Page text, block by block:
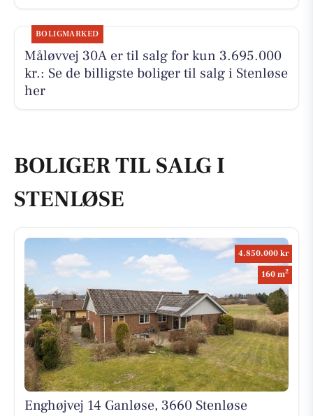
BOLIGMARKED
Måløvvej 30A er til salg for kun 3.695.000
kr.: Se de billigste boliger til salg i Stenløse
her
BOLIGER TIL SALG I
STENLØSE
4.850.000 kr
160 m2
Enghøjvej 14 Ganløse, 3660 Stenløse